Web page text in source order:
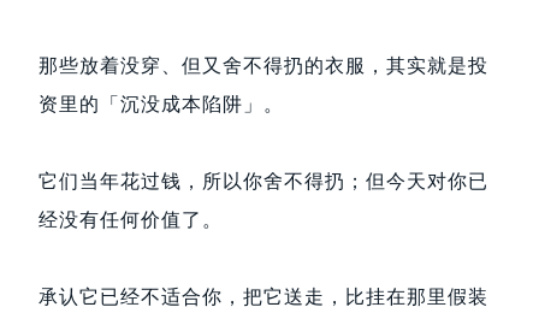
那些放着没穿、但又舍不得扔的衣服，其实就是投
资里的「沉没成本陷阱」。
它们当年花过钱，所以你舍不得扔；但今天对你已
经没有任何价值了。
承认它已经不适合你，把它送走，比挂在那里假装